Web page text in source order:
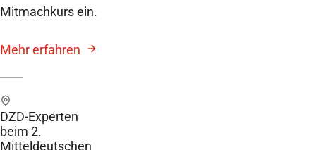
Mitmachkurs ein.
Mehr erfahren
DZD-Experten
beim 2.
Mitteldeutschen